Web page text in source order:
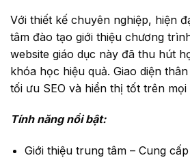
Với thiết kế chuyên nghiệp, hiện
tâm đào tạo giới thiệu chương
website giáo dục này đã thu hút
khóa học hiệu quả. Giao diện
tối ưu SEO và hiển thị tốt trên mọi
Tính năng nổi bật:
Giới thiệu trung tâm – Cung